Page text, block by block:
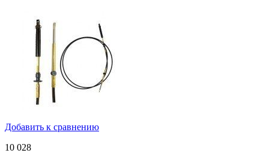
Добавить к сравнению
10 028